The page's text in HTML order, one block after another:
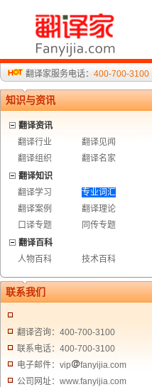
翻译家服务电话： 400-700-3100
知识与资讯
翻译资讯
翻译行业
翻译见闻
翻译组织
翻译名家
翻译知识
翻译学习
专业词汇
翻译案例
翻译理论
口译专题
同传专题
翻译百科
人物百科
技术百科
联系我们
翻译咨询：400-700-3100
联系电话：400-700-3100
电子邮件：vip
fanyijia.com
公司网址：www.fanyijia.com